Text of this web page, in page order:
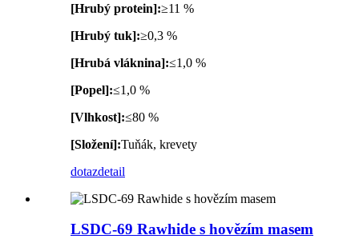
[Hrubý protein]:≥11 %
[Hrubý tuk]:≥0,3 %
[Hrubá vláknina]:≤1,0 %
[Popel]:≤1,0 %
[Vlhkost]:≤80 %
[Složení]:Tuňák, krevety
dotazdetail
LSDC-69 Rawhide s hovězím masem